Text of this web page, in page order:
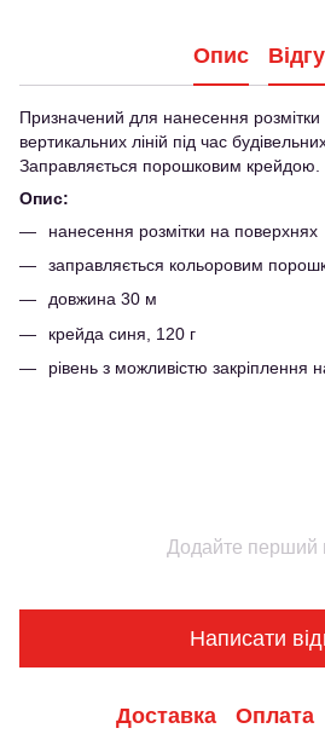
Опис
Призначений для нанесення розмітки
вертикальних ліній під час
Заправляється порошковим крейдою.
Опис:
нанесення розмітки на поверхнях
заправляється кольоровим
довжина 30 м
крейда синя, 120 г
рівень з можливістю закріплення
Додайте перший
Написати
Доставка Оплата